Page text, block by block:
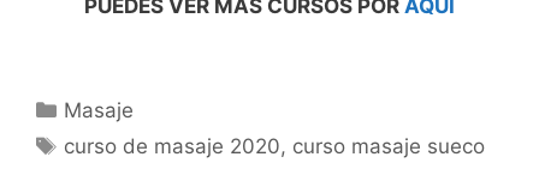
PUEDES VER MÁS CURSOS POR AQUÍ
Categorías
Masaje
Etiquetas
curso de masaje 2020, curso masaje sueco